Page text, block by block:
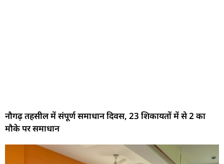
नौगढ़ तहसील में संपूर्ण समाधान दिवस, 23 शिकायतों में से 2 का
मौके पर समाधान